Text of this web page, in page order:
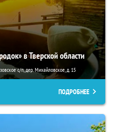
в Тверской области
с/п, дер. Михайловское, д. 15
ПОДРОБНЕЕ